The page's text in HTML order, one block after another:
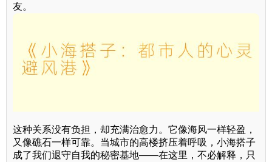
友。
这种关系没有负担，却充满治愈力。它像海风一样轻盈，
又像礁石一样可靠。当城市的高楼挤压着呼吸，小海搭子
成了我们退守自我的秘密基地——在这里，不必解释，只